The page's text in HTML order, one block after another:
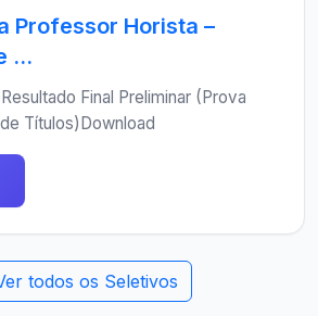
Professor Horista –
...
Final Preliminar (Prova
Títulos)Download
todos os Seletivos